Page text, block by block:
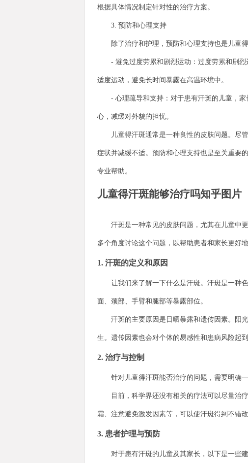
根据具体情况制定针对性的治疗方案。
3. 预防和心理支持
除了治疗和护理，预防和心理支持也是儿童得
- 避免过度劳累和剧烈运动：过度劳累和剧烈
适度运动，避免长时间暴露在高温环境中。
- 心理疏导和支持：对于患有汗斑的儿童，家
心，减缓对外貌的担忧。
儿童得汗斑通常是一种良性的皮肤问题。尽管
症状并减缓不适。预防和心理支持也是至关重要
专业帮助。
儿童得汗斑能够治疗吗知乎图片
汗斑是一种常见的皮肤问题，尤其在儿童中更
多个角度讨论这个问题，以帮助患者和家长更好
1. 汗斑的定义和原因
让我们来了解一下什么是汗斑。汗斑是一种色
面、颈部、手臂和腿部等暴露部位。
汗斑的主要原因是日晒暴露和遗传因素。阳光
生。遗传因素也会对个体的易感性和患病风险起到
2. 治疗与控制
针对儿童得汗斑能否治疗的问题，需要明确一
目前，科学界还没有相关的疗法可以尽量治疗
霜、注意避免激发因素等，可以使汗斑得到不错改
3. 患者护理与预防
对于患有汗斑的儿童及其家长，以下是一些建